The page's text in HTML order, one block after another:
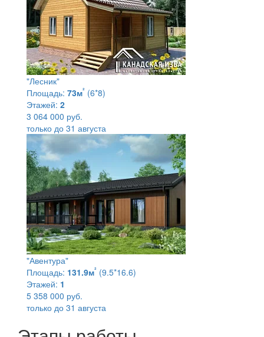
"Лесник"
Площадь: 73м² (6*8)
Этажей: 2
3 064 000 руб.
только до 31 августа
"Авентура"
Площадь: 131.9м² (9.5*16.6)
Этажей: 1
5 358 000 руб.
только до 31 августа